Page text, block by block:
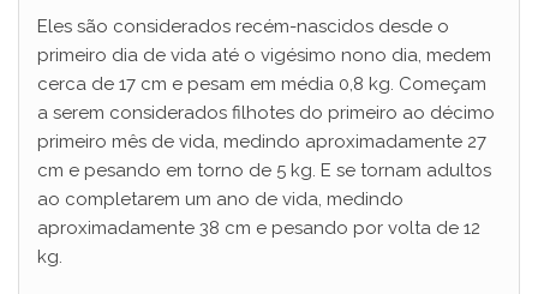
Eles são considerados recém-nascidos desde o
primeiro dia de vida até o vigésimo nono dia, medem
cerca de 17 cm e pesam em média 0,8 kg. Começam
a serem considerados filhotes do primeiro ao décimo
primeiro mês de vida, medindo aproximadamente 27
cm e pesando em torno de 5 kg. E se tornam adultos
ao completarem um ano de vida, medindo
aproximadamente 38 cm e pesando por volta de 12
kg.